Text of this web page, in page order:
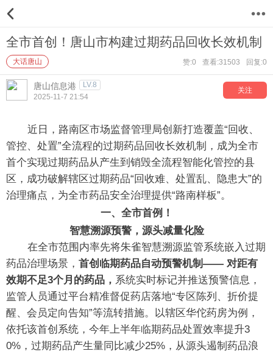
全市首创！唐山市构建过期药品回收长效机制
大话唐山 赞:0 查看:31503 回复:0
唐山信息港 LV.8
关注
2025-11-7 21:54
近日，路南区市场监督管理局创新打造覆盖“回收、
管控、处置”全流程的过期药品回收长效机制，成为全市
首个实现过期药品从产生到销毁全流程智能化管控的县
区，成功破解辖区过期药品“回收难、处置乱、隐患大”的
治理痛点，为全市药品安全治理提供“路南样板”。
一、全市首例！
智慧溯源预警，源头减量化险
在全市范围内率先将朱雀智慧溯源监管系统嵌入过期
药品治理场景， 首创临期药品自动预警机制—— 对距有
效期不足3个月的药品， 系统实时标记并推送预警信息，
监管人员通过平台精准督促药店落地“专区陈列、折价提
醒、会员定向告知”等流转措施。以辖区华佗药房为例，
依托该首创系统，今年上半年临期药品处置效率提升3
0%，过期药品产生量同比减少25%，从源头遏制药品浪